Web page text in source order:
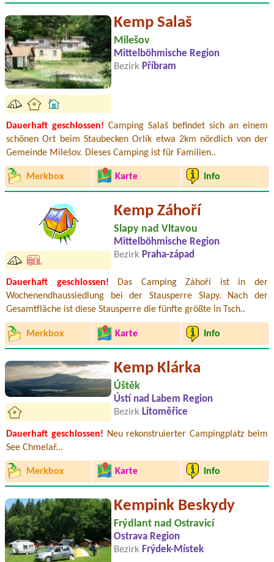
Kemp Salaš
Milešov
Mittelböhmische Region
Bezirk Příbram
Dauerhaft geschlossen! Camping Salaš befindet sich an einem
schönen Ort beim Staubecken Orlík etwa 2km nördlich von der
Gemeinde Milešov. Dieses Camping ist für Familien..
Merkbox Karte Info
Kemp Záhoří
Slapy nad Vltavou
Mittelböhmische Region
Bezirk Praha-západ
Dauerhaft geschlossen! Das Camping Záhoří ist in der
Wochenendhaussiedlung bei der Stausperre Slapy. Nach der
Gesamtfläche ist diese Stausperre die fünfte größte in Tsch..
Merkbox Karte Info
Kemp Klárka
Úštěk
Ústí nad Labem Region
Bezirk Litoměřice
Dauerhaft geschlossen! Neu rekonstruierter Campingplatz beim
See Chmelař...
Merkbox Karte Info
Kempink Beskydy
Frýdlant nad Ostravicí
Ostrava Region
Bezirk Frýdek-Místek